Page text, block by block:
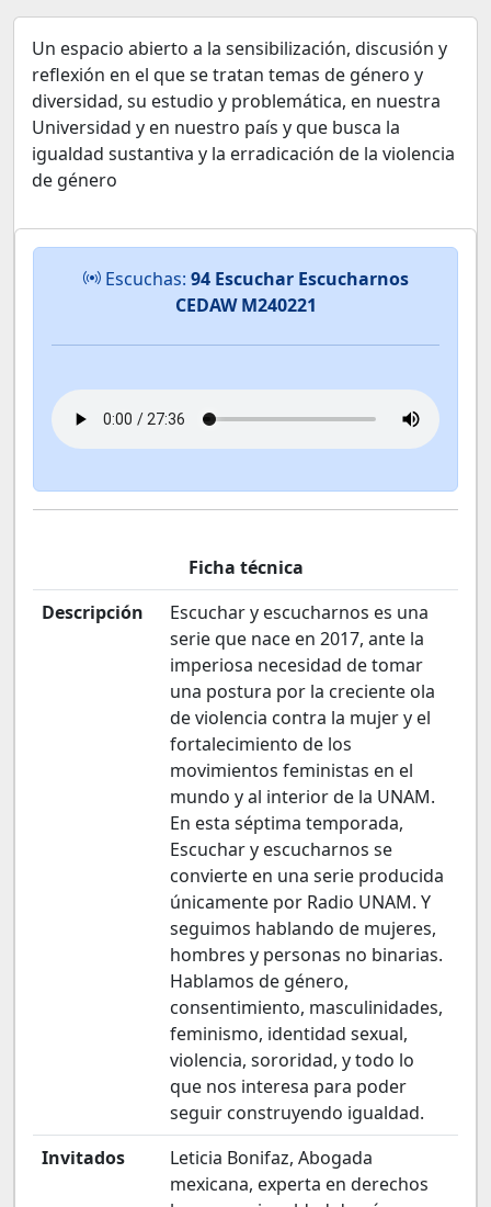
Un espacio abierto a la sensibilización, discusión y
reflexión en el que se tratan temas de género y
diversidad, su estudio y problemática, en nuestra
Universidad y en nuestro país y que busca la
igualdad sustantiva y la erradicación de la violencia
de género
Escuchas: 94 Escuchar Escucharnos
CEDAW M240221
Ficha técnica
Descripción
Escuchar y escucharnos es una
serie que nace en 2017, ante la
imperiosa necesidad de tomar
una postura por la creciente ola
de violencia contra la mujer y el
fortalecimiento de los
movimientos feministas en el
mundo y al interior de la UNAM.
En esta séptima temporada,
Escuchar y escucharnos se
convierte en una serie producida
únicamente por Radio UNAM. Y
seguimos hablando de mujeres,
hombres y personas no binarias.
Hablamos de género,
consentimiento, masculinidades,
feminismo, identidad sexual,
violencia, sororidad, y todo lo
que nos interesa para poder
seguir construyendo igualdad.
Invitados
Leticia Bonifaz, Abogada
mexicana, experta en derechos